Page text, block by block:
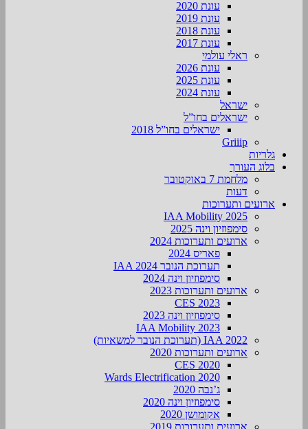
עונת 2020
עונת 2019
עונת 2018
עונת 2017
ראלי עולמי
עונת 2026
עונת 2025
עונת 2024
ישראל
ישראלים בחו”ל
ישראלים בחו”ל 2018
Griiip
גלריות
בלוג העורך
מלחמת 7 באוקטובר
דעות
ארועים ותערוכות
2025 IAA Mobility
סימפוזיון וינה 2025
ארועים ותערוכות 2024
פאריס 2024
תערוכת הנובר IAA 2024
סימפוזיון וינה 2024
ארועים ותערוכות 2023
CES 2023
סימפוזיון וינה 2023
IAA Mobility 2023
IAA 2022 (תערוכת הנובר למשאיות)
ארועים ותערוכות 2020
CES 2020
Wards Electrification 2020
ג’נבה 2020
סימפוזיון וינה 2020
אקומושן 2020
ארועים ותערוכות 2019